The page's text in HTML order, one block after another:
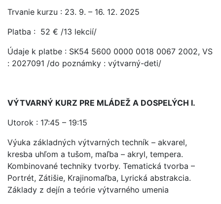
Trvanie kurzu : 23. 9. – 16. 12. 2025
Platba : 52 € /13 lekcií/
Údaje k platbe : SK54 5600 0000 0018 0067 2002, VS
: 2027091 /do poznámky : výtvarný-deti/
VÝTVARNÝ KURZ PRE MLÁDEŽ A DOSPELÝCH I.
Utorok : 17:45 – 19:15
Výuka základných výtvarných techník – akvarel,
kresba uhľom a tušom, maľba – akryl, tempera.
Kombinované techniky tvorby. Tematická tvorba –
Portrét, Zátišie, Krajinomaľba, Lyrická abstrakcia.
Základy z dejín a teórie výtvarného umenia